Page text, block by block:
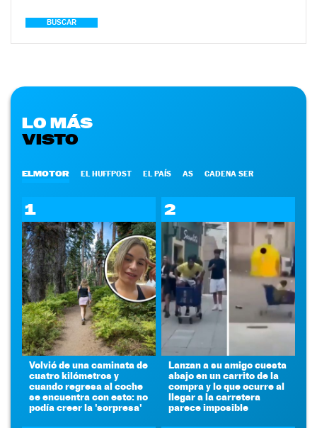
BUSCAR
LO MÁS
VISTO
ELMOTOR EL HUFFPOST EL PAÍS AS CADENA SER
1
Volvió de una caminata de
cuatro kilómetros y
cuando regresa al coche
se encuentra con esto: no
podía creer la 'sorpresa'
2
Lanzan a su amigo cuesta
abajo en un carrito de la
compra y lo que ocurre al
llegar a la carretera
parece imposible